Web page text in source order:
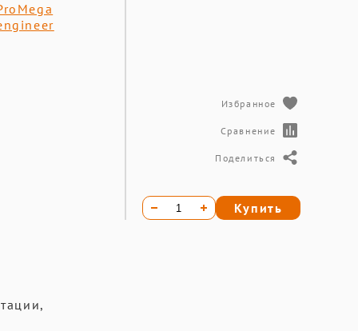
Избранное
Сравнение
Поделиться
Купить